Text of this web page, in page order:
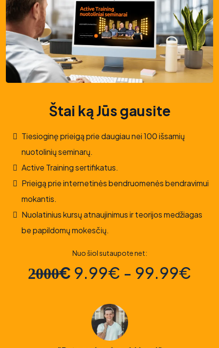
Štai ką Jūs gausite
Tiesioginę prieigą prie daugiau nei 100 išsamių
nuotolinių seminarų.
Active Training sertifikatus.
Prieigą prie internetinės bendruomenės bendravimui
mokantis.
Nuolatinius kursų atnaujinimus ir teorijos medžiagas
be papildomų mokesčių.
Nuo šiol sutaupote net:
2̶0̶0̶0̶€ 9.99€ - 99.99€